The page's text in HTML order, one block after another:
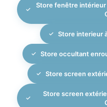
Store fenêtre intérieur
Store interieur
Store occultant
Store screen
Store screen